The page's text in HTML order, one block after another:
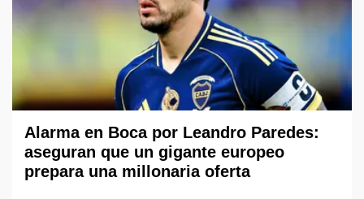
Alarma en Boca por Leandro Paredes:
aseguran que un gigante europeo
prepara una millonaria oferta